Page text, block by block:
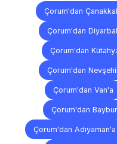
Çorum'dan
Çorum'dan
Çorum'dan
Çorum'dan
Çorum'dan Van'a
Çorum'dan
Çorum'dan Adıyaman'a